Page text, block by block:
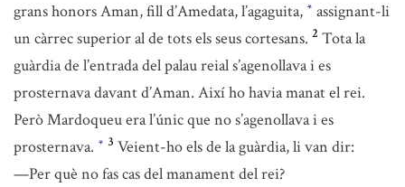
grans honors Aman, fill d’Amedata, l’agaguita, * assignant-li
un càrrec superior al de tots els seus cortesans. 2 Tota la
guàrdia de l’entrada del palau reial s’agenollava i es
prosternava davant d’Aman. Així ho havia manat el rei.
Però Mardoqueu era l’únic que no s’agenollava i es
prosternava. * 3 Veient-ho els de la guàrdia, li van dir:
—Per què no fas cas del manament del rei?